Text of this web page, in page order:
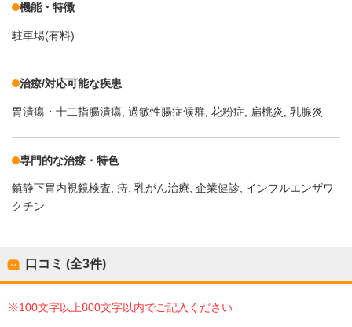
機能・特徴
駐車場(有料)
治療/対応可能な疾患
胃潰瘍・十二指腸潰瘍 過敏性腸症候群 花粉症 扁桃炎 乳腺炎
専門的な治療・特色
鎮静下胃内視鏡検査 痔 乳がん治療 企業健診 インフルエンザワ
クチン
口コミ (全3件)
※100文字以上800文字以内でご記入ください